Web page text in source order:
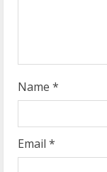
Name *
Email *